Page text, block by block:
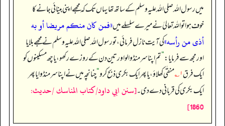
میں رسول اللہ صلی اللہ علیہ وسلم کے ساتھ تھا یہاں تک کہ مجھے اپنی بینائی جانے کا
خوف ہوا تو اللہ تعالیٰ نے میرے سلسلے میں«فمن كان منكم مريضا أو به
أذى من رأسه»کی آیت نازل فرمائی، تو رسول اللہ صلی اللہ علیہ وسلم نے مجھے بلایا
اور مجھ سے فرمایا:”تم اپنا سر منڈوا لو اور تین دن کے روزے رکھو، یا چھ مسکینوں کو
ایک فرق۱؎ منقٰی کھلاؤ، یا پھر ایک بکری ذبح کرو“چنانچہ میں نے اپنا سر منڈوایا پھر
ایک بکری کی قربانی دے دی۔[سنن ابي داود/كتاب المناسك /حدیث:
1860]